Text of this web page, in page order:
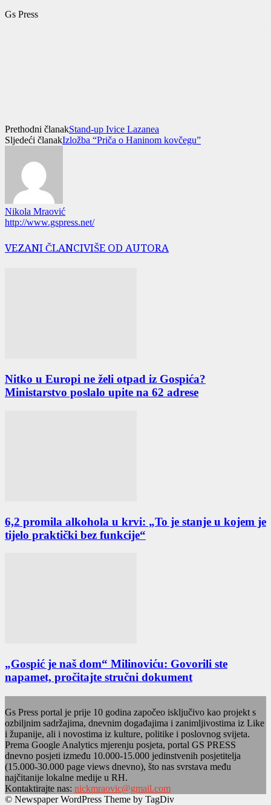
Gs Press
Prethodni članakStand-up Ivice Lazanea
Sljedeći članakIzložba “Priča o Haninom kovčegu”
Nikola Mraović
http://www.gspress.net/
VEZANI ČLANCIVIŠE OD AUTORA
Nitko u Europi ne želi otpad iz Gospića?
Ministarstvo poslalo upite na 62 adrese
6,2 promila alkohola u krvi: „To je stanje u kojem je
tijelo praktički bez funkcije“
„Gospić je naš dom“ Milinoviću: Govorili ste
napamet, pročitajte stručni dokument
Gs Press portal je prije 10 godina započeo isključivo kao projekt s
ozbiljnim sadržajima, dnevnim događajima i zanimljivostima iz Like
i županije, ali i novostima iz kulture, politike i poslovnog svijeta.
Prema Google Analytics mjerenju posjeta, portal GS PRESS
dnevno posjeti između 10.000-15.000 jedinstvenih posjetitelja
(15.000-30.000 page views dnevno), što nas svrstava među
najčitanije lokalne medije u RH.
Kontaktirajte nas: nickmraovic@gmail.com
© Newspaper WordPress Theme by TagDiv